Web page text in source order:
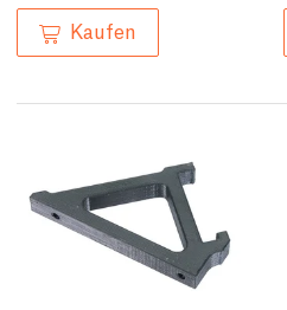
Kaufen